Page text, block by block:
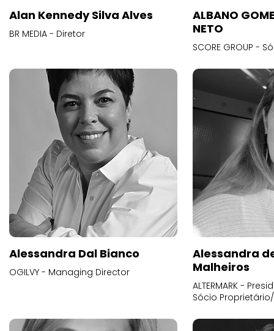
Alan Kennedy Silva Alves
BR MEDIA - Diretor
ALBANO
NETO
SCORE GROUP -
Alessandra Dal Bianco
OGILVY - Managing Director
Alessandra
Malheiros
ALTERMARK -
Sócio